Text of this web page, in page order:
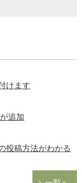
けます
追加
投稿方法がわかる